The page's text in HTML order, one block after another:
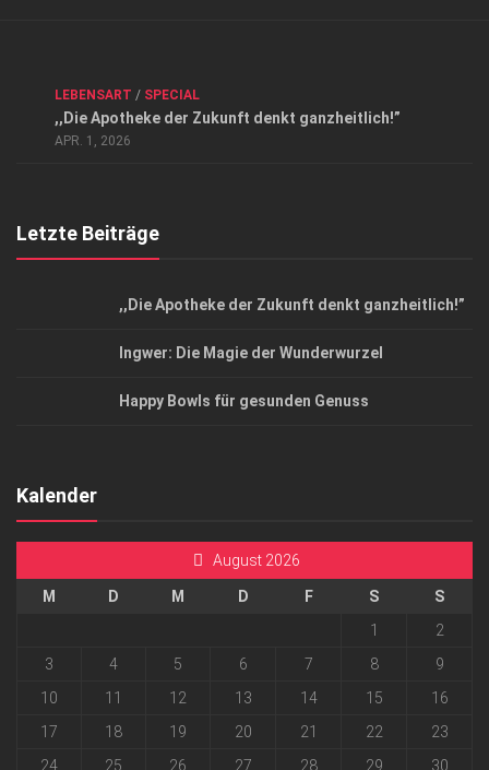
Datenschutzerklärung
Top Magazin Dresden / Ostsachsen
LEBENSART / SPECIAL
,,Die Apotheke der Zukunft denkt ganzheitlich!”
APR. 1, 2026
Letzte Beiträge
,,Die Apotheke der Zukunft denkt ganzheitlich!”
Ingwer: Die Magie der Wunderwurzel
Happy Bowls für gesunden Genuss
Kalender
August 2026
M D M D F S
S
1
2
3
4 5 6 7 8
9
10
11 12 13 14 15
16
17
18 19 20 21 22
23
24
25 26 27 28 29 30